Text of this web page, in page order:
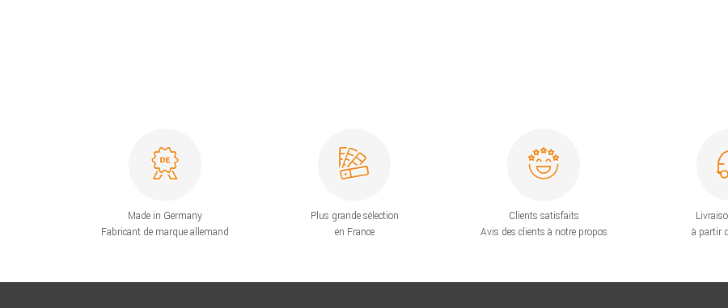
Made in Germany
Fabricant de marque allemand
Plus grande sélection
en France
Clients satisfaits
Avis des clients à notre propos
à partir